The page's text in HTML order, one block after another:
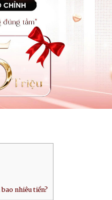
nhiêu tiền?